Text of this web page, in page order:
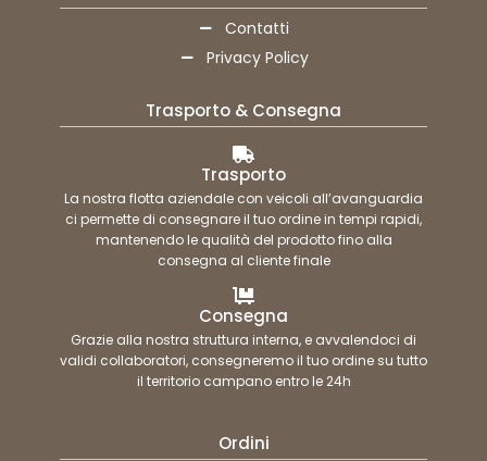
Contatti
Privacy Policy
Trasporto & Consegna
Trasporto
La nostra flotta aziendale con veicoli all’avanguardia
ci permette di consegnare il tuo ordine in tempi rapidi,
mantenendo le qualità del prodotto fino alla
consegna al cliente finale
Consegna
Grazie alla nostra struttura interna, e avvalendoci di
validi collaboratori, consegneremo il tuo ordine su tutto
il territorio campano entro le 24h
Ordini